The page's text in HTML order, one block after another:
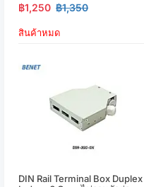
฿1,250 ฿1,350
สินค้าหมด
DIN Rail Terminal Box Duplex